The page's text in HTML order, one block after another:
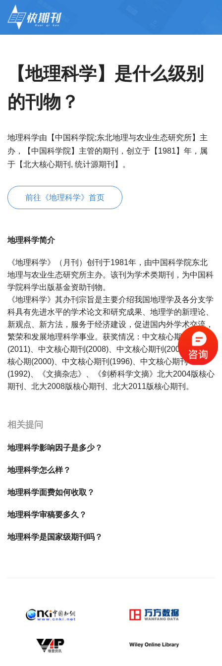
【地理科学】是什么级别
的刊物？
地理科学由【中国科学院;东北地理与农业生态研究所】主
办，【中国科学院】主管的期刊，创立于【1981】年，属
于【北大核心期刊, 统计源期刊】。
前往《地理科学》首页
地理科学简介
《地理科学》（月刊）创刊于1981年，由中国科学院东北
地理与农业生态研究所主办。该刊为学术类期刊，为中国科
学院科学出版基金资助刊物。
《地理科学》其办刊宗旨是主要介绍我国地理学及各分支学
科具有先进水平的学术论文和研究成果、地理学的新理论、
新观点、新方法，服务于经济建设，促进国内外学术交流，
繁荣和发展地理科学事业。获奖情况：中文核心期刊
(2011)、中文核心期刊(2008)、中文核心期刊(2004)、中文
核心期(2000)、中文核心期刊(1996)、中文核心期刊
(1992)、《文摘杂志》、《剑桥科学文摘》北大2004版核心
期刊、北大2008版核心期刊、北大2011版核心期刊。
相关提问
地理科学影响因子是多少？
地理科学怎么样？
地理科学面费如何收取？
地理科学审稿要多久？
地理科学是国家级期刊吗？